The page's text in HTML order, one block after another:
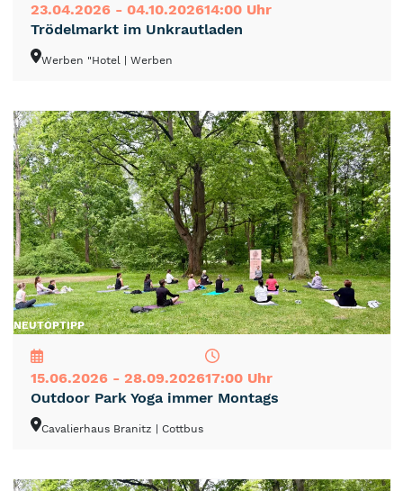
23.04.2026 - 04.10.202614:00 Uhr
Trödelmarkt im Unkrautladen
Werben "Hotel | Werben
NEUTOPTIPP
15.06.2026 - 28.09.202617:00 Uhr
Outdoor Park Yoga immer Montags
Cavalierhaus Branitz | Cottbus